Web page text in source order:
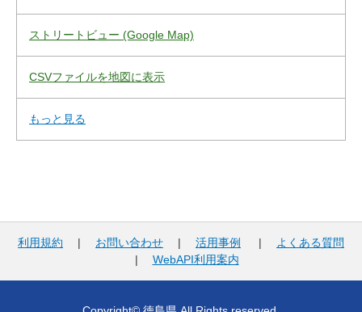
ストリートビュー (Google Map)
CSVファイルを地図に表示
もっと見る
利用規約 | お問い合わせ | 活用事例 |
よくある質問
| WebAPI利用案内